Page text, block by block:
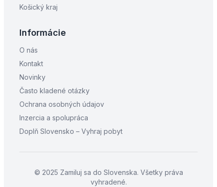
Košický kraj
Informácie
O nás
Kontakt
Novinky
Často kladené otázky
Ochrana osobných údajov
Inzercia a spolupráca
Doplň Slovensko – Vyhraj pobyt
© 2025 Zamiluj sa do Slovenska. Všetky práva
vyhradené.